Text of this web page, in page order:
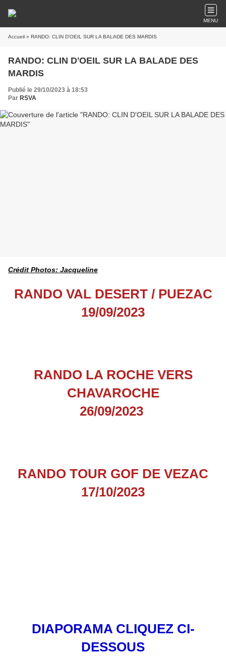
MENU
Accueil » RANDO: CLIN D'OEIL SUR LA BALADE DES MARDIS
RANDO: CLIN D'OEIL SUR LA BALADE DES
MARDIS
Publié le 29/10/2023 à 18:53
Par RSVA
Crédit Photos: Jacqueline
RANDO VAL DESERT / PUEZAC
19/09/2023
RANDO LA ROCHE VERS
CHAVAROCHE
26/09/2023
RANDO TOUR GOF DE VEZAC
17/10/2023
DIAPORAMA CLIQUEZ CI-
DESSOUS